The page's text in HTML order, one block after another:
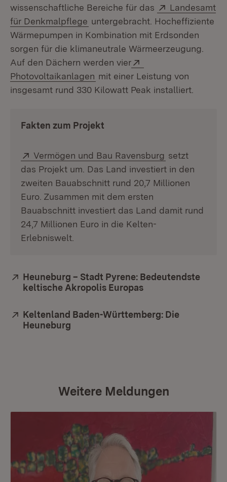
wissenschaftliche Bereiche für das
Extern:
Landesamt
für Denkmalpflege (Öffnet in neuem Fenster)
untergebracht. Hocheffiziente
Wärmepumpen in Kombination mit Erdsonden
sorgen für die klimaneutrale Wärmeerzeugung.
Auf den Dächern werden vier
Photovoltaikanlagen (Öffnet in neuem Fenster)
mit einer Leistung von
insgesamt rund 330 Kilowatt Peak installiert.
Fakten zum Projekt
Extern:
Vermögen und Bau Ravensburg (Öffnet in
setzt
das Projekt um. Das Land investiert in den
zweiten Bauabschnitt rund 20,7 Millionen
Euro. Zusammen mit dem ersten
Bauabschnitt investiert das Land damit rund
24,7 Millionen Euro in die Kelten-
Erlebniswelt.
Extern:
Heuneburg – Stadt Pyrene: Bedeutendste
keltische Akropolis Europas
Extern:
Keltenland Baden-Württemberg: Die
Heuneburg
Weitere Meldungen